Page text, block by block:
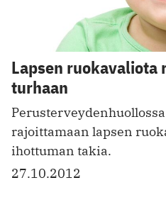
Lapsen ruokavaliota
turhaan
rajoittamaan lapsen
ihottuman takia.
27.10.2012